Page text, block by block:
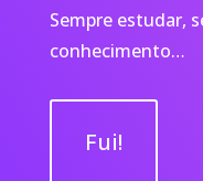
Sempre estudar,
conhecimento…
Fui!